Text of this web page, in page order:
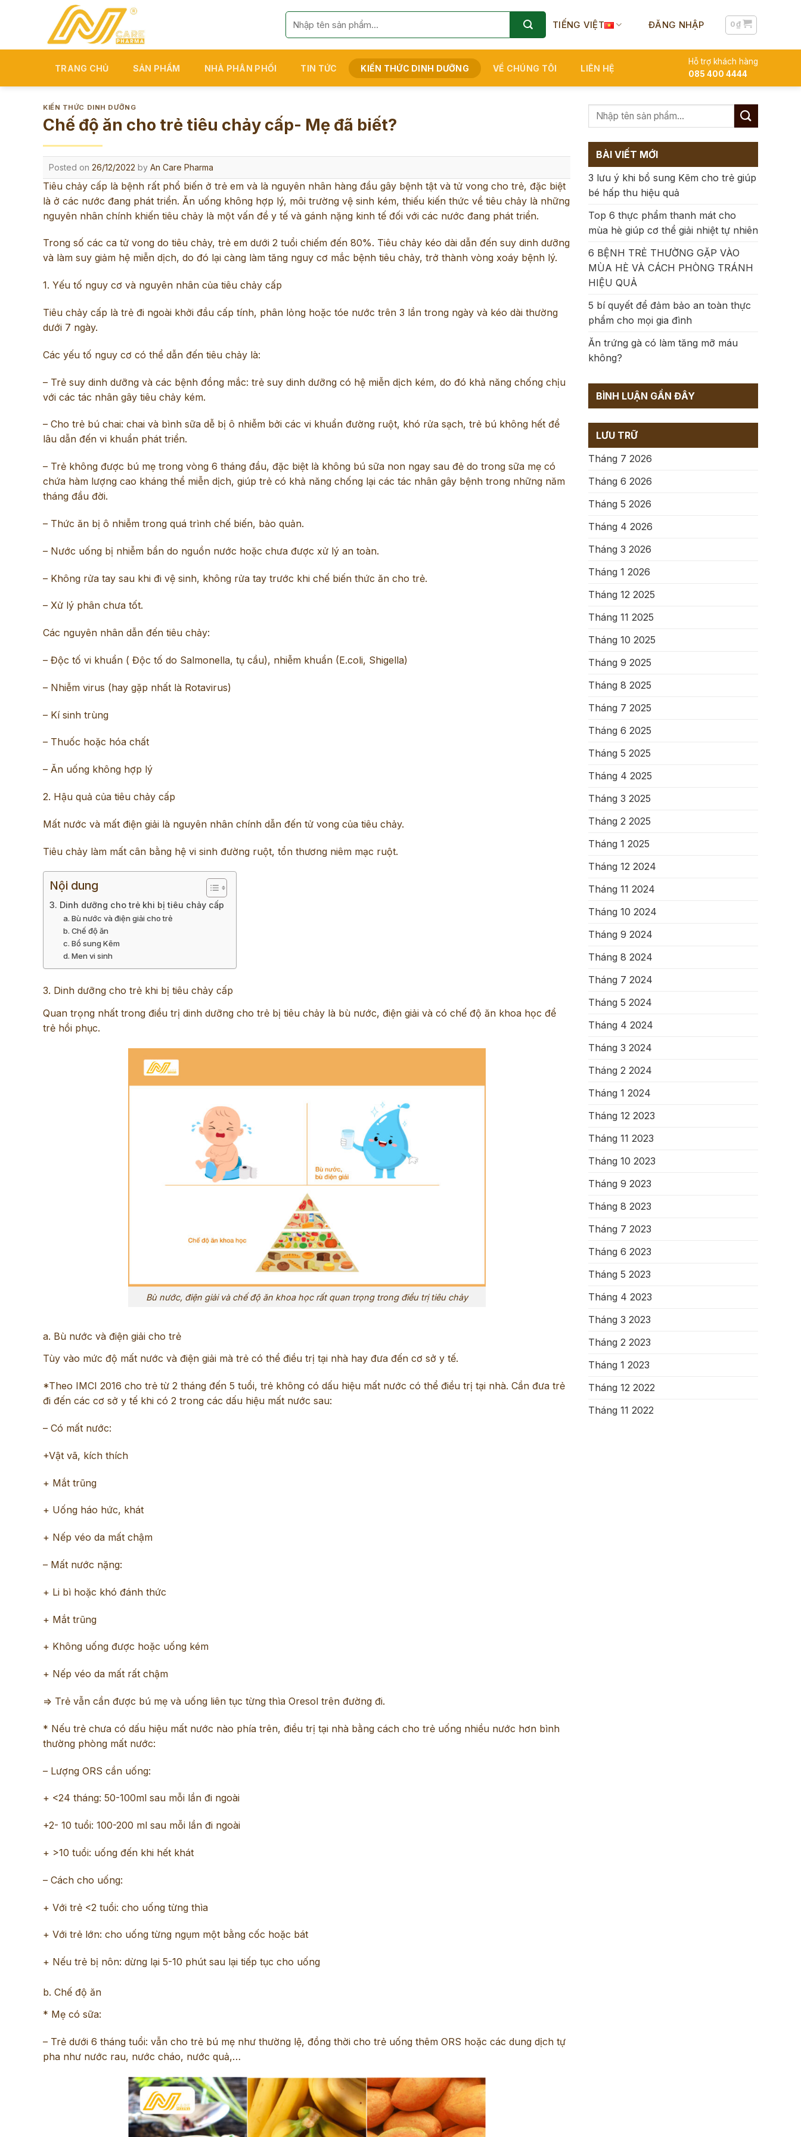
Tìm
kiếm:
TIẾNG VIỆT ĐĂNG NHẬP 0₫
TRANG CHỦ SẢN PHẨM NHÀ PHÂN PHỐI TIN TỨC KIẾN THỨC DINH DƯỠNG VỀ CHÚNG TÔI LIÊN HỆ
Hỗ trợ khách hàng
085 400 4444
KIẾN THỨC DINH DƯỠNG
Chế độ ăn cho trẻ tiêu chảy cấp- Mẹ đã biết?
Posted on 26/12/2022 by An Care Pharma
Tiêu chảy cấp là bệnh rất phổ biến ở trẻ em và là nguyên nhân hàng đầu gây bệnh tật và tử vong cho trẻ, đặc biệt
là ở các nước đang phát triển. Ăn uống không hợp lý, môi trường vệ sinh kém, thiếu kiến thức về tiêu chảy là những
nguyên nhân chính khiến tiêu chảy là một vấn đề y tế và gánh nặng kinh tế đối với các nước đang phát triển.
Trong số các ca tử vong do tiêu chảy, trẻ em dưới 2 tuổi chiếm đến 80%. Tiêu chảy kéo dài dẫn đến suy dinh dưỡng
và làm suy giảm hệ miễn dịch, do đó lại càng làm tăng nguy cơ mắc bệnh tiêu chảy, trở thành vòng xoáy bệnh lý.
1. Yếu tố nguy cơ và nguyên nhân của tiêu chảy cấp
Tiêu chảy cấp là trẻ đi ngoài khởi đầu cấp tính, phân lỏng hoặc tóe nước trên 3 lần trong ngày và kéo dài thường
dưới 7 ngày.
Các yếu tố nguy cơ có thể dẫn đến tiêu chảy là:
– Trẻ suy dinh dưỡng và các bệnh đồng mắc: trẻ suy dinh dưỡng có hệ miễn dịch kém, do đó khả năng chống chịu
với các tác nhân gây tiêu chảy kém.
– Cho trẻ bú chai: chai và bình sữa dễ bị ô nhiễm bởi các vi khuẩn đường ruột, khó rửa sạch, trẻ bú không hết để
lâu dẫn đến vi khuẩn phát triển.
– Trẻ không được bú mẹ trong vòng 6 tháng đầu, đặc biệt là không bú sữa non ngay sau đẻ do trong sữa mẹ có
chứa hàm lượng cao kháng thể miễn dịch, giúp trẻ có khả năng chống lại các tác nhân gây bệnh trong những năm
tháng đầu đời.
– Thức ăn bị ô nhiễm trong quá trình chế biến, bảo quản.
– Nước uống bị nhiễm bẩn do nguồn nước hoặc chưa được xử lý an toàn.
– Không rửa tay sau khi đi vệ sinh, không rửa tay trước khi chế biến thức ăn cho trẻ.
– Xử lý phân chưa tốt.
Các nguyên nhân dẫn đến tiêu chảy:
– Độc tố vi khuẩn ( Độc tố do Salmonella, tụ cầu), nhiễm khuẩn (E.coli, Shigella)
– Nhiễm virus (hay gặp nhất là Rotavirus)
– Kí sinh trùng
– Thuốc hoặc hóa chất
– Ăn uống không hợp lý
2. Hậu quả của tiêu chảy cấp
Mất nước và mất điện giải là nguyên nhân chính dẫn đến tử vong của tiêu chảy.
Tiêu chảy làm mất cân bằng hệ vi sinh đường ruột, tổn thương niêm mạc ruột.
Nội dung
3. Dinh dưỡng cho trẻ khi bị tiêu chảy cấp
a. Bù nước và điện giải cho trẻ
b. Chế độ ăn
c. Bổ sung Kẽm
d. Men vi sinh
3. Dinh dưỡng cho trẻ khi bị tiêu chảy cấp
Quan trọng nhất trong điều trị dinh dưỡng cho trẻ bị tiêu chảy là bù nước, điện giải và có chế độ ăn khoa học để
trẻ hồi phục.
Bù nước, điện giải và chế độ ăn khoa học rất quan trọng trong điều trị tiêu chảy
a. Bù nước và điện giải cho trẻ
Tùy vào mức độ mất nước và điện giải mà trẻ có thể điều trị tại nhà hay đưa đến cơ sở y tế.
*Theo IMCI 2016 cho trẻ từ 2 tháng đến 5 tuổi, trẻ không có dấu hiệu mất nước có thể điều trị tại nhà. Cần đưa trẻ
đi đến các cơ sở y tế khi có 2 trong các dấu hiệu mất nước sau:
– Có mất nước:
+Vật vã, kích thích
+ Mắt trũng
+ Uống háo hức, khát
+ Nếp véo da mất chậm
– Mất nước nặng:
+ Li bì hoặc khó đánh thức
+ Mắt trũng
+ Không uống được hoặc uống kém
+ Nếp véo da mất rất chậm
=> Trẻ vẫn cần được bú mẹ và uống liên tục từng thìa Oresol trên đường đi.
* Nếu trẻ chưa có dấu hiệu mất nước nào phía trên, điều trị tại nhà bằng cách cho trẻ uống nhiều nước hơn bình
thường phòng mất nước:
– Lượng ORS cần uống:
+ <24 tháng: 50-100ml sau mỗi lần đi ngoài
+2- 10 tuổi: 100-200 ml sau mỗi lần đi ngoài
+ >10 tuổi: uống đến khi hết khát
– Cách cho uống:
+ Với trẻ <2 tuổi: cho uống từng thìa
+ Với trẻ lớn: cho uống từng ngụm một bằng cốc hoặc bát
+ Nếu trẻ bị nôn: dừng lại 5-10 phút sau lại tiếp tục cho uống
b. Chế độ ăn
* Mẹ có sữa:
– Trẻ dưới 6 tháng tuổi: vẫn cho trẻ bú mẹ như thường lệ, đồng thời cho trẻ uống thêm ORS hoặc các dung dịch tự
pha như nước rau, nước cháo, nước quả,…
BÀI VIẾT MỚI
3 lưu ý khi bổ sung Kẽm cho trẻ giúp
bé hấp thu hiệu quả
Top 6 thực phẩm thanh mát cho
mùa hè giúp cơ thể giải nhiệt tự nhiên
6 BỆNH TRẺ THƯỜNG GẶP VÀO
MÙA HÈ VÀ CÁCH PHÒNG TRÁNH
HIỆU QUẢ
5 bí quyết để đảm bảo an toàn thực
phẩm cho mọi gia đình
Ăn trứng gà có làm tăng mỡ máu
không?
BÌNH LUẬN GẦN ĐÂY
LƯU TRỮ
Tháng 7 2026
Tháng 6 2026
Tháng 5 2026
Tháng 4 2026
Tháng 3 2026
Tháng 1 2026
Tháng 12 2025
Tháng 11 2025
Tháng 10 2025
Tháng 9 2025
Tháng 8 2025
Tháng 7 2025
Tháng 6 2025
Tháng 5 2025
Tháng 4 2025
Tháng 3 2025
Tháng 2 2025
Tháng 1 2025
Tháng 12 2024
Tháng 11 2024
Tháng 10 2024
Tháng 9 2024
Tháng 8 2024
Tháng 7 2024
Tháng 5 2024
Tháng 4 2024
Tháng 3 2024
Tháng 2 2024
Tháng 1 2024
Tháng 12 2023
Tháng 11 2023
Tháng 10 2023
Tháng 9 2023
Tháng 8 2023
Tháng 7 2023
Tháng 6 2023
Tháng 5 2023
Tháng 4 2023
Tháng 3 2023
Tháng 2 2023
Tháng 1 2023
Tháng 12 2022
Tháng 11 2022